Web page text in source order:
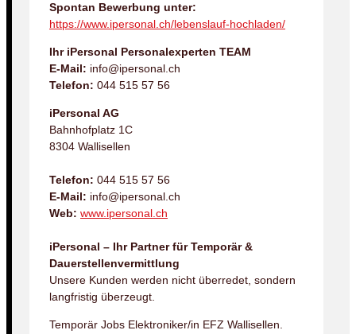
Spontan Bewerbung unter:
https://www.ipersonal.ch/lebenslauf-hochladen/
Ihr iPersonal Personalexperten TEAM
E-Mail: info@ipersonal.ch
Telefon: 044 515 57 56
iPersonal AG
Bahnhofplatz 1C
8304 Wallisellen
Telefon: 044 515 57 56
E-Mail: info@ipersonal.ch
Web: www.ipersonal.ch
iPersonal – Ihr Partner für Temporär &
Dauerstellenvermittlung
Unsere Kunden werden nicht überredet, sondern
langfristig überzeugt.
Temporär Jobs Elektroniker/in EFZ Wallisellen.